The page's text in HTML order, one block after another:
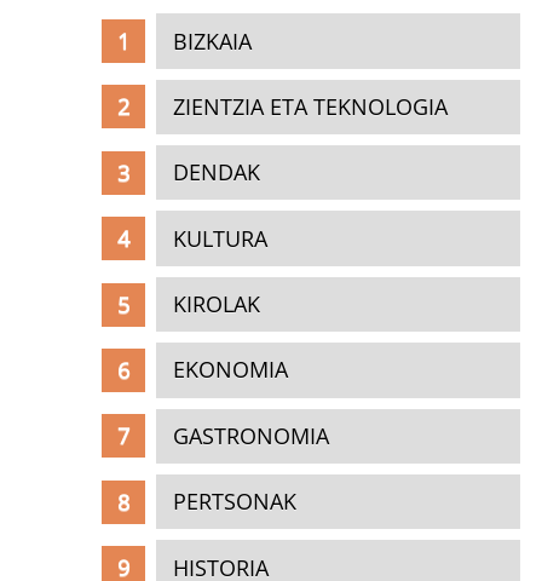
BIZKAIA
ZIENTZIA ETA TEKNOLOGIA
DENDAK
KULTURA
KIROLAK
EKONOMIA
GASTRONOMIA
PERTSONAK
HISTORIA